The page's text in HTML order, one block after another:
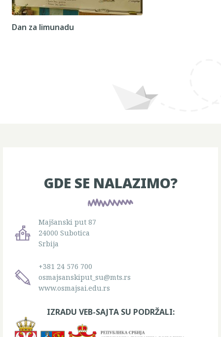
Dan za limunadu
GDE SE NALAZIMO?
Majšanski put 87
24000 Subotica
Srbija
+381 24 576 700
osmajsanskiput_su@mts.rs
www.osmajsai.edu.rs
IZRADU VEB-SAJTA SU PODRŽALI: